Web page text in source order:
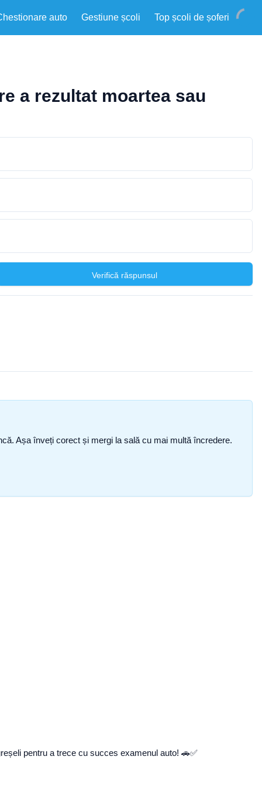
auto Gestiune școli Top școli de șoferi
a rezultat moartea sau
Verifică răspunsul
Așa înveți corect și mergi la sală cu mai multă încredere.
pentru a trece cu succes examenul auto! 🚗✅